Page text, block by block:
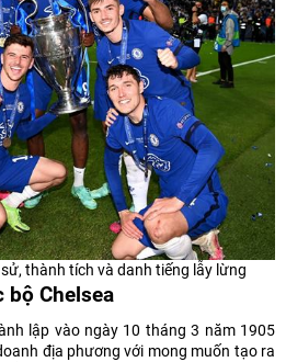
thành tích và danh tiếng lẫy lừng
bộ Chelsea
lập vào ngày 10 tháng 3 năm 1905
địa phương với mong muốn tạo ra